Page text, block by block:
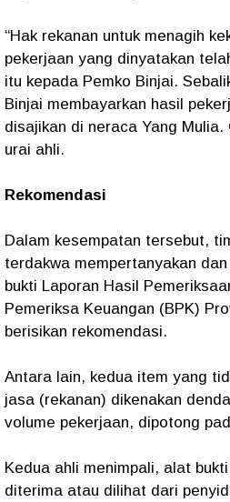
“Hak rekanan untuk menagih
pekerjaan yang dinyatakan
itu kepada Pemko Binjai.
Binjai membayarkan hasil
disajikan di neraca Yang Mulia.
urai ahli.
Rekomendasi
Dalam kesempatan tersebut,
terdakwa mempertanyakan
bukti Laporan Hasil
Pemeriksa Keuangan (BPK)
berisikan rekomendasi.
Antara lain, kedua item yang
jasa (rekanan) dikenakan
volume pekerjaan, dipotong
Kedua ahli menimpali, alat
diterima atau dilihat dari